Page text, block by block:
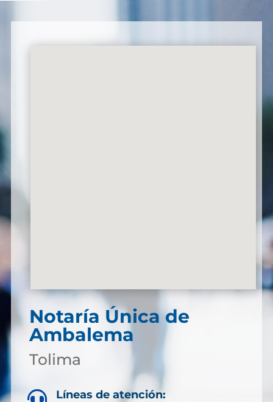
Notaría Única de
Ambalema
Tolima
Líneas de atención: